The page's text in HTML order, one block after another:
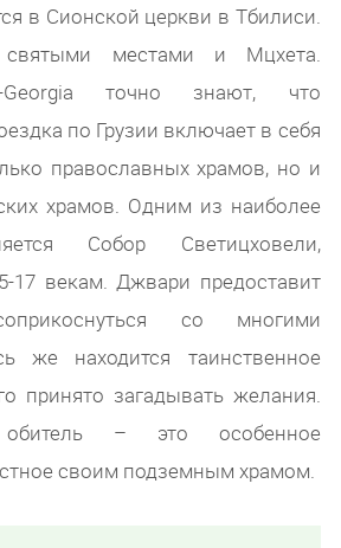
в Сионской церкви в Тбилиси.
местами и Мцхета.
Georgia точно знают, что
по Грузии включает в себя
православных храмов, но и
храмов. Одним из наиболее
Собор Светицховели,
17 векам. Джвари предоставит
со многими
же находится таинственное
принято загадывать желания.
обитель – это особенное
своим подземным храмом.